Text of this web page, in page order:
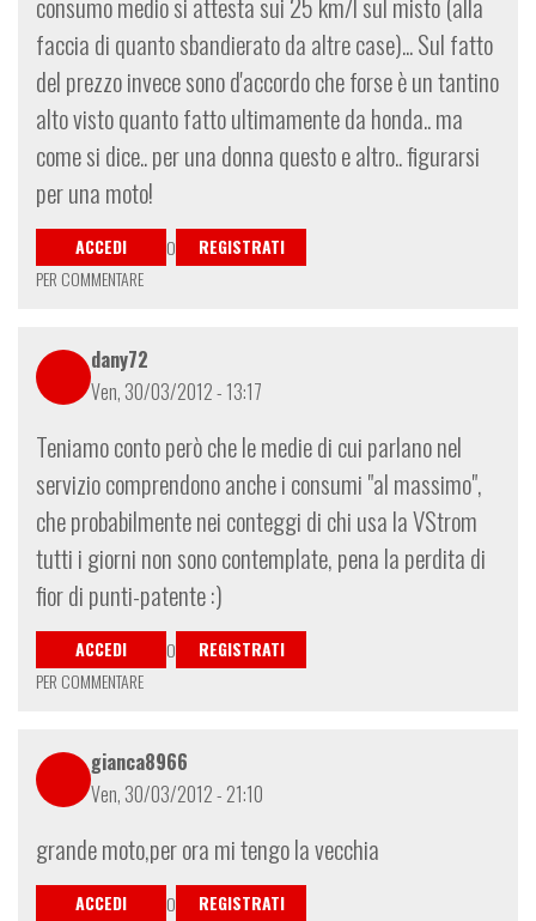
faccia di quanto sbandierato da altre case)... Sul fatto
del prezzo invece sono d'accordo che forse è un tantino
alto visto quanto fatto ultimamente da honda.. ma
come si dice.. per una donna questo e altro.. figurarsi
per una moto!
ACCEDI O
REGISTRATI
PER COMMENTARE
dany72
Ven, 30/03/2012 - 13:17
Teniamo conto però che le medie di cui parlano nel
servizio comprendono anche i consumi "al massimo",
che probabilmente nei conteggi di chi usa la VStrom
tutti i giorni non sono contemplate, pena la perdita di
fior di punti-patente :)
ACCEDI O
REGISTRATI
PER COMMENTARE
gianca8966
Ven, 30/03/2012 - 21:10
grande moto,per ora mi tengo la vecchia
ACCEDI O
REGISTRATI